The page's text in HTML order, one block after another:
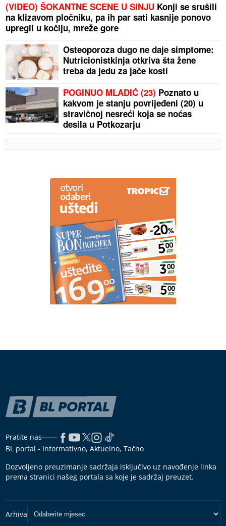
(VIDEO) ŠOKANTNE SCENE U SINJU Konji se srušili
na klizavom pločniku, pa ih par sati kasnije ponovo
upregli u kočiju, mreže gore
Osteoporoza dugo ne daje simptome:
Nutricionistkinja otkriva šta žene
treba da jedu za jače kosti
POGINUO MLADIĆ (23) Poznato u
kakvom je stanju povrijeđeni (20) u
stravičnoj nesreći koja se noćas
desila u Potkozarju
Pratite nas
BL portal - Informativno, Aktuelno, Tačno
Dozvoljeno preuzimanje sadržaja isključivo uz navođenje linka
prema stranici našeg portala sa koje je sadržaj preuzet.